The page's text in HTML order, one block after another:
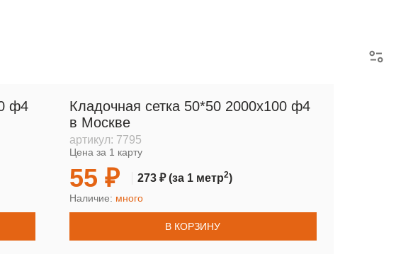
ф4
Кладочная сетка 50*50 2000х100 ф4
в Москве
артикул: 7795
Цена за 1 карту
55 ₽ 273 ₽(за 1 метр2)
Наличие: много
В КОРЗИНУ